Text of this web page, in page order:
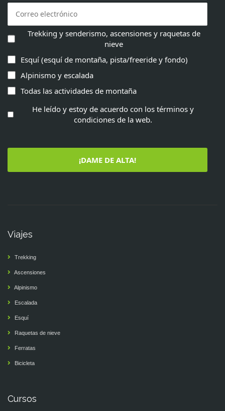
Trekking y senderismo, ascensiones y raquetas de
nieve
Esquí (esquí de montaña, pista/freeride y fondo)
Alpinismo y escalada
Todas las actividades de montaña
He leído y estoy de acuerdo con los términos y
condiciones de la web.
¡DAME DE ALTA!
Viajes
Trekking
Ascensiones
Alpinismo
Escalada
Esquí
Raquetas de nieve
Ferratas
Bicicleta
Cursos